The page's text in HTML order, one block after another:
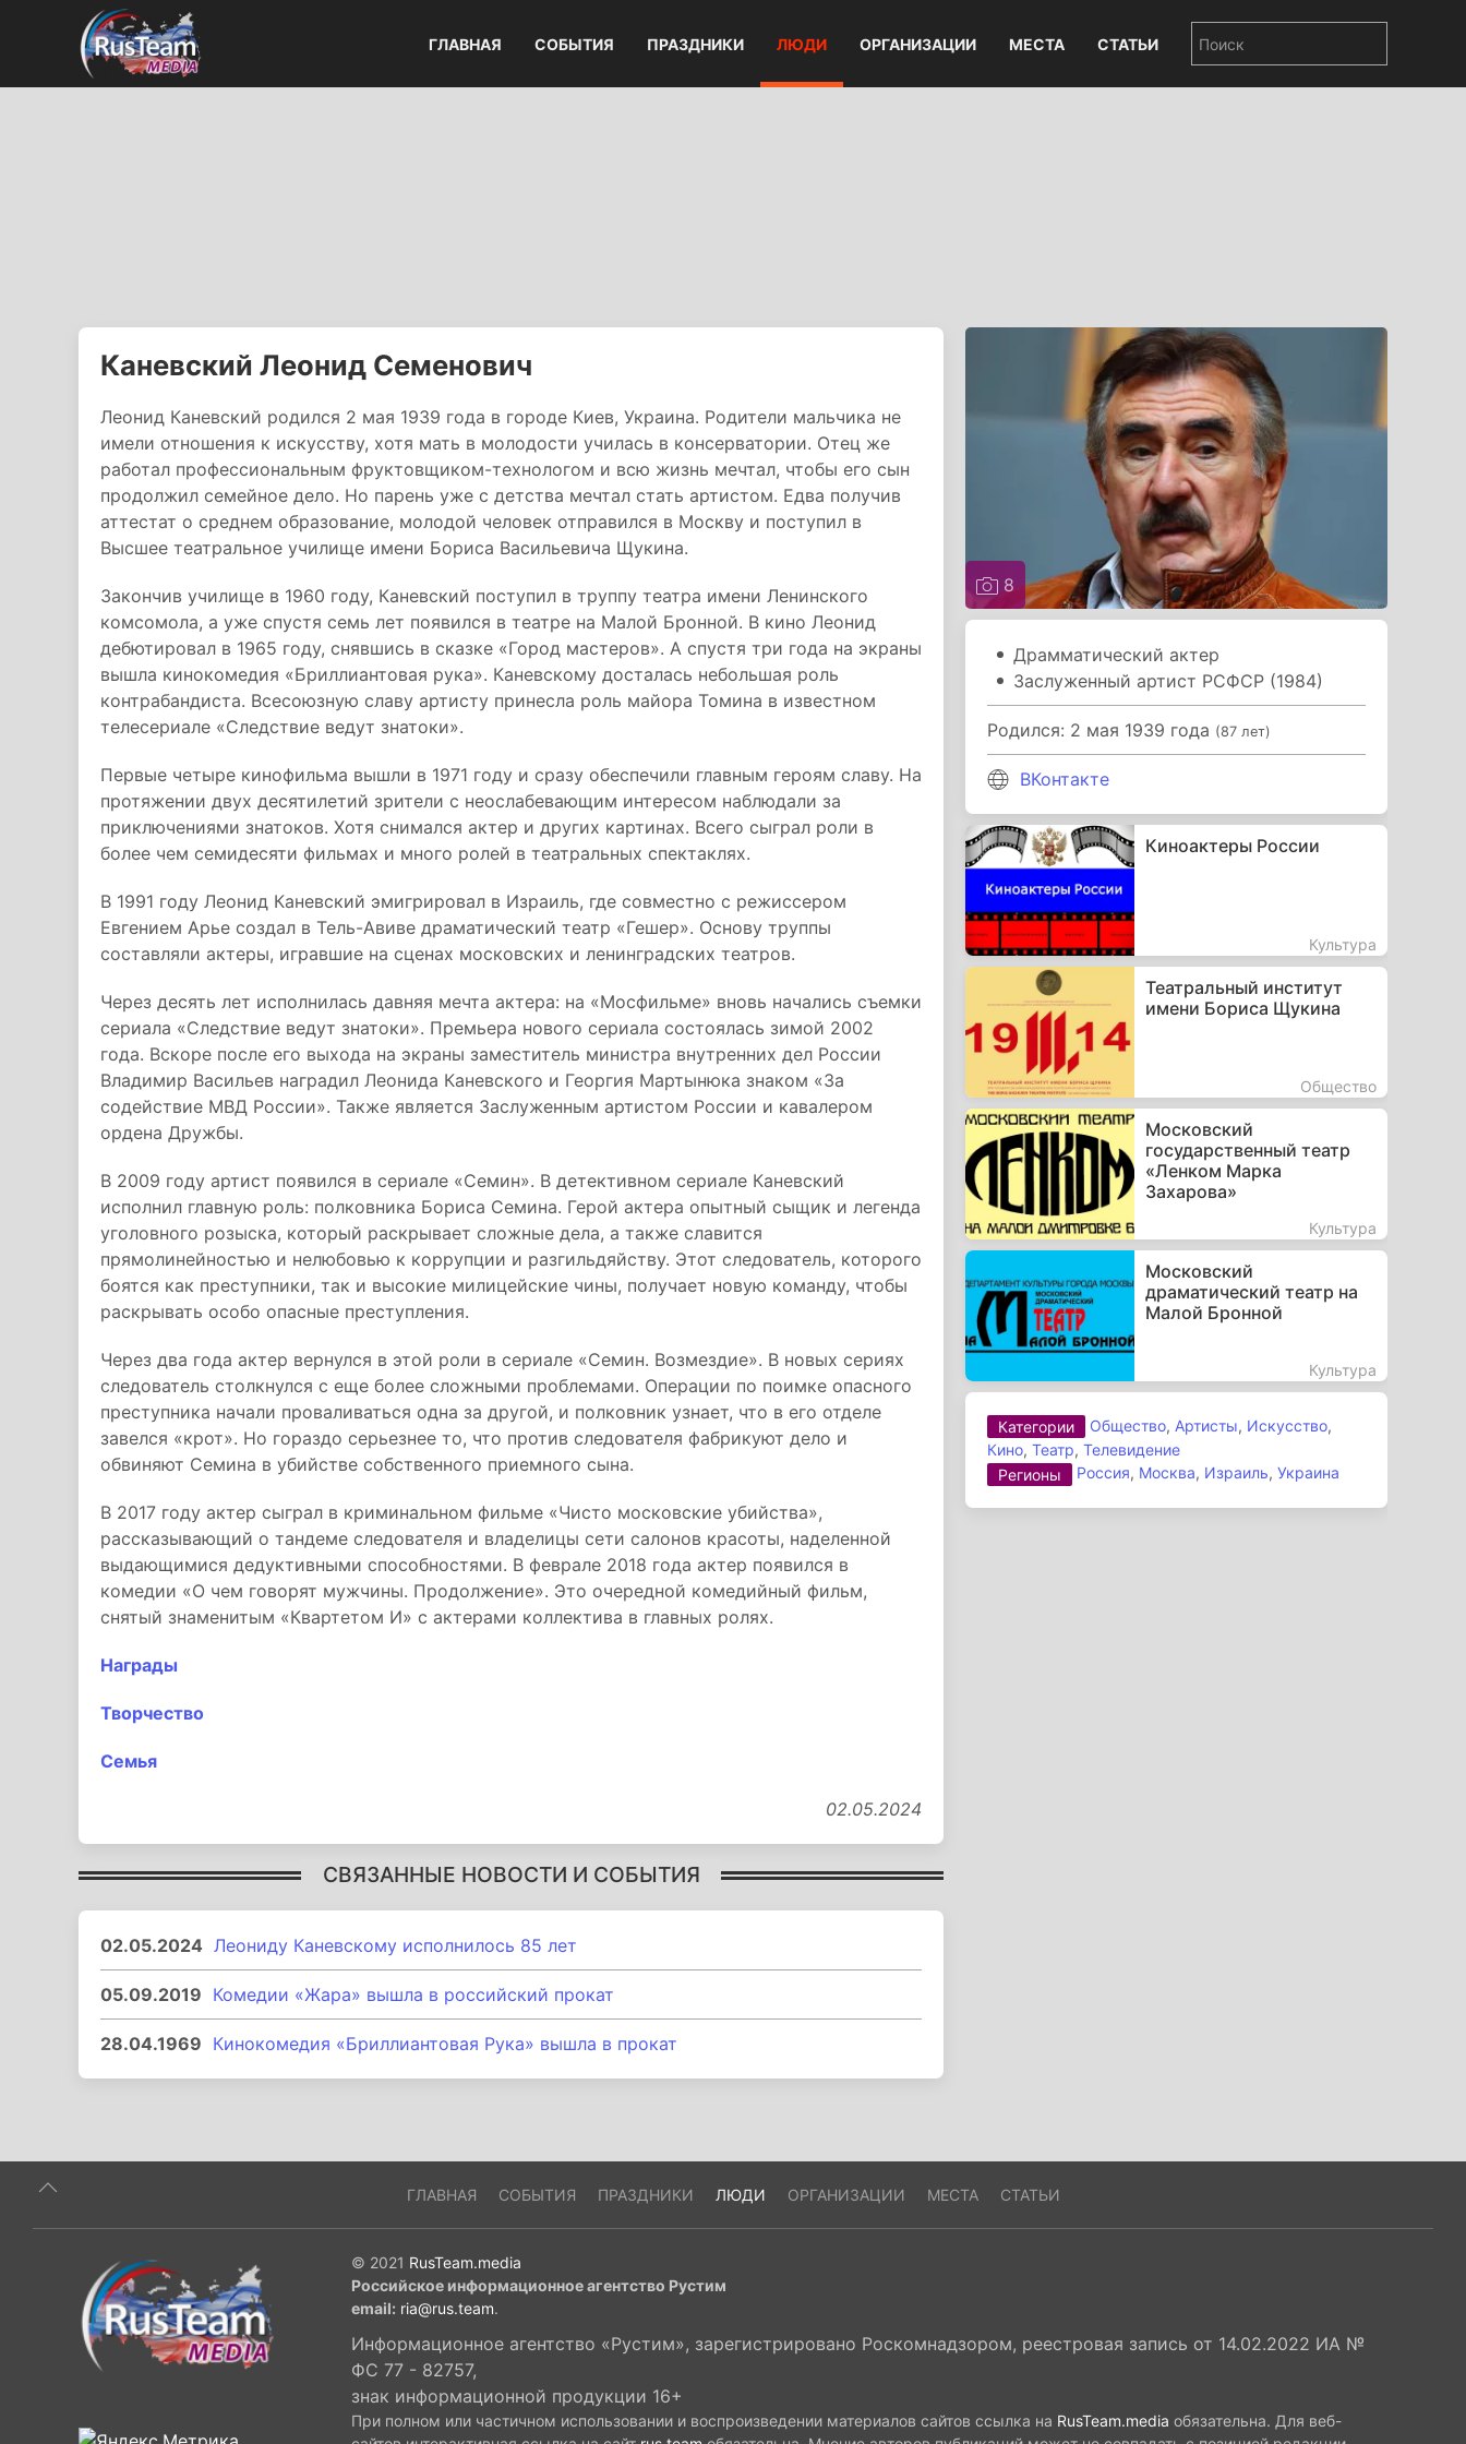
ГЛАВНАЯ СОБЫТИЯ ПРАЗДНИКИ ЛЮДИ ОРГАНИЗАЦИИ МЕСТА СТАТЬИ
Каневский Леонид Семенович
Леонид Каневский родился 2 мая 1939 года в городе Киев, Украина. Родители мальчика не
имели отношения к искусству, хотя мать в молодости училась в консерватории. Отец же
работал профессиональным фруктовщиком-технологом и всю жизнь мечтал, чтобы его сын
продолжил семейное дело. Но парень уже с детства мечтал стать артистом. Едва получив
аттестат о среднем образование, молодой человек отправился в Москву и поступил в
Высшее театральное училище имени Бориса Васильевича Щукина.
Закончив училище в 1960 году, Каневский поступил в труппу театра имени Ленинского
комсомола, а уже спустя семь лет появился в театре на Малой Бронной. В кино Леонид
дебютировал в 1965 году, снявшись в сказке «Город мастеров». А спустя три года на экраны
вышла кинокомедия «Бриллиантовая рука». Каневскому досталась небольшая роль
контрабандиста. Всесоюзную славу артисту принесла роль майора Томина в известном
телесериале «Следствие ведут знатоки».
Первые четыре кинофильма вышли в 1971 году и сразу обеспечили главным героям славу. На
протяжении двух десятилетий зрители с неослабевающим интересом наблюдали за
приключениями знатоков. Хотя снимался актер и других картинах. Всего сыграл роли в
более чем семидесяти фильмах и много ролей в театральных спектаклях.
В 1991 году Леонид Каневский эмигрировал в Израиль, где совместно с режиссером
Евгением Арье создал в Тель-Авиве драматический театр «Гешер». Основу труппы
составляли актеры, игравшие на сценах московских и ленинградских театров.
Через десять лет исполнилась давняя мечта актера: на «Мосфильме» вновь начались съемки
сериала «Следствие ведут знатоки». Премьера нового сериала состоялась зимой 2002
года. Вскоре после его выхода на экраны заместитель министра внутренних дел России
Владимир Васильев наградил Леонида Каневского и Георгия Мартынюка знаком «За
содействие МВД России». Также является Заслуженным артистом России и кавалером
ордена Дружбы.
В 2009 году артист появился в сериале «Семин». В детективном сериале Каневский
исполнил главную роль: полковника Бориса Семина. Герой актера опытный сыщик и легенда
уголовного розыска, который раскрывает сложные дела, а также славится
прямолинейностью и нелюбовью к коррупции и разгильдяйству. Этот следователь, которого
боятся как преступники, так и высокие милицейские чины, получает новую команду, чтобы
раскрывать особо опасные преступления.
Через два года актер вернулся в этой роли в сериале «Семин. Возмездие». В новых сериях
следователь столкнулся с еще более сложными проблемами. Операции по поимке опасного
преступника начали проваливаться одна за другой, и полковник узнает, что в его отделе
завелся «крот». Но гораздо серьезнее то, что против следователя фабрикуют дело и
обвиняют Семина в убийстве собственного приемного сына.
В 2017 году актер сыграл в криминальном фильме «Чисто московские убийства»,
рассказывающий о тандеме следователя и владелицы сети салонов красоты, наделенной
выдающимися дедуктивными способностями. В феврале 2018 года актер появился в
комедии «О чем говорят мужчины. Продолжение». Это очередной комедийный фильм,
снятый знаменитым «Квартетом И» с актерами коллектива в главных ролях.
Награды
Творчество
Семья
02.05.2024
СВЯЗАННЫЕ НОВОСТИ И СОБЫТИЯ
02.05.2024 Леониду Каневскому исполнилось 85 лет
05.09.2019 Комедии «Жара» вышла в российский прокат
28.04.1969 Кинокомедия «Бриллиантовая Рука» вышла в прокат
8
Драмматический актер
Заслуженный артист РСФСР (1984)
Родился: 2 мая 1939 года (87 лет)
ВКонтакте
Киноактеры России
Культура
Театральный институт
имени Бориса Щукина
Общество
Московский
государственный театр
«Ленком Марка
Захарова»
Культура
Московский
драматический театр на
Малой Бронной
Культура
Категории Общество, Артисты, Искусство,
Кино,Театр,Телевидение
Регионы
Россия, Москва, Израиль,Украина
ГЛАВНАЯ СОБЫТИЯ ПРАЗДНИКИ ЛЮДИ ОРГАНИЗАЦИИ МЕСТА СТАТЬИ
© 2021 RusTeam.media
Российское информационное агентство Рустим
email: ria@rus.team.
Информационное агентство «Рустим», зарегистрировано Роскомнадзором, реестровая запись от 14.02.2022 ИА №
ФС 77 - 82757,
знак информационной продукции 16+
При полном или частичном использовании и воспроизведении материалов сайтов ссылка на RusTeam.media обязательна. Для веб-